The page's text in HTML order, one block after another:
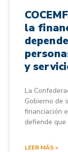
la
y
La
Gobierno de
financiación
defiende que
LEER MÁS »